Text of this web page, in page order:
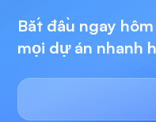
Bắt đầu ngay
mọi dự án nhanh